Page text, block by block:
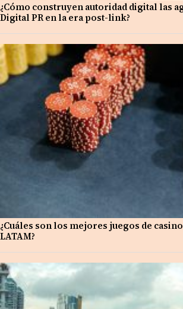
¿Cómo construyen autoridad digital las
Digital PR en la era post-link?
¿Cuáles son los mejores juegos de
LATAM?